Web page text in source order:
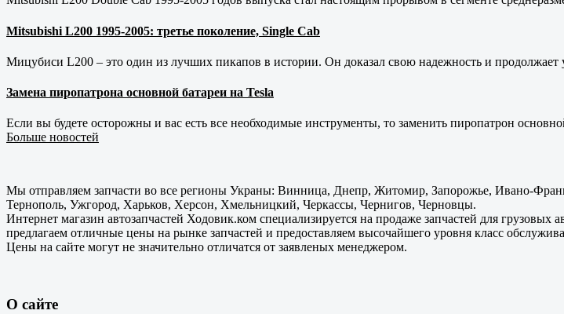
Mitsubishi L200 1995-2005: третье поколение, Single Cab
Мицубиси L200 – это один из лучших пикапов в истории. Он доказал свою надежность и продолжает
Замена пиропатрона основной батареи на Tesla
Если вы будете осторожны и вас есть все необходимые инструменты, то заменить пиропатрон
Больше новостей
Мы отправляем запчасти во все регионы Украны: Винница, Днепр, Житомир, Запорожье, Ивано-
Тернополь, Ужгород, Харьков, Херсон, Хмельницкий, Черкассы, Чернигов, Черновцы.
Интернет магазин автозапчастей Ходовик.ком специализируется на продаже запчастей для
предлагаем отличные цены на рынке запчастей и предоставляем высочайшего уровня класс
Цены на сайте могут не значительно отличатся от заявленых менеджером.
О сайте